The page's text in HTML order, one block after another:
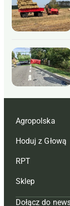
Agropolska
Redakcja
Reklama
Tagi
Mapa serwisu
Hoduj z Głową
Hoduj z głową
Hoduj z głową
Prenumerata
RPT
Redakcja
Sklep
Dołącz do